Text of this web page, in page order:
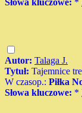
Słowa kluczowe: *
Autor: Talaga J.
Tytuł: Tajemnice
W czasop.: Piłka
Słowa kluczowe: *